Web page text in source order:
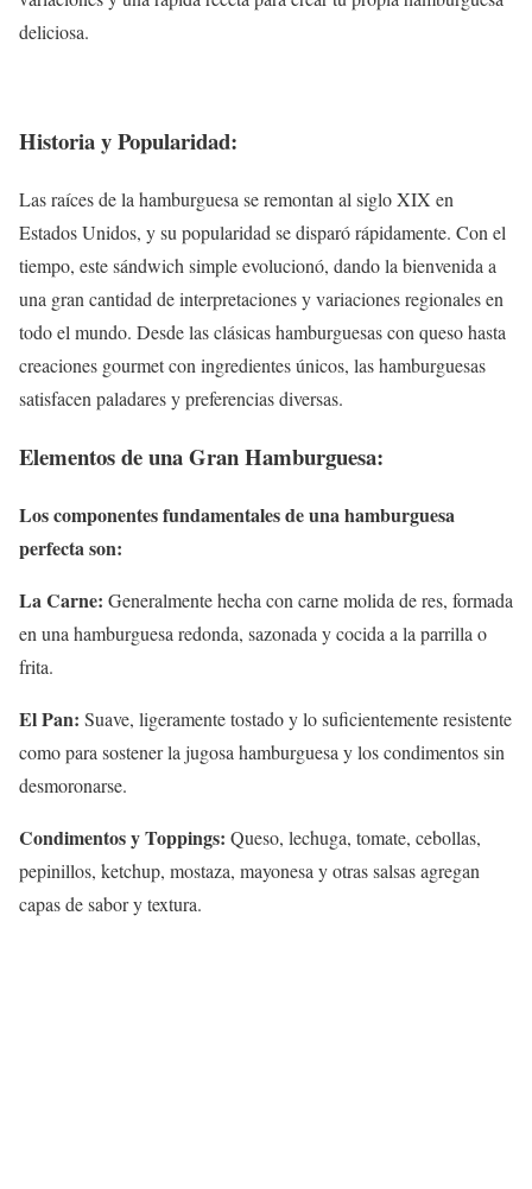
deliciosa.
Historia y Popularidad:
Las raíces de la hamburguesa se remontan al siglo XIX en
Estados Unidos, y su popularidad se disparó rápidamente. Con el
tiempo, este sándwich simple evolucionó, dando la bienvenida a
una gran cantidad de interpretaciones y variaciones regionales en
todo el mundo. Desde las clásicas hamburguesas con queso hasta
creaciones gourmet con ingredientes únicos, las hamburguesas
satisfacen paladares y preferencias diversas.
Elementos de una Gran Hamburguesa:
Los componentes fundamentales de una hamburguesa
perfecta son:
La Carne: Generalmente hecha con carne molida de res, formada
en una hamburguesa redonda, sazonada y cocida a la parrilla o
frita.
El Pan: Suave, ligeramente tostado y lo suficientemente resistente
como para sostener la jugosa hamburguesa y los condimentos sin
desmoronarse.
Condimentos y Toppings: Queso, lechuga, tomate, cebollas,
pepinillos, ketchup, mostaza, mayonesa y otras salsas agregan
capas de sabor y textura.